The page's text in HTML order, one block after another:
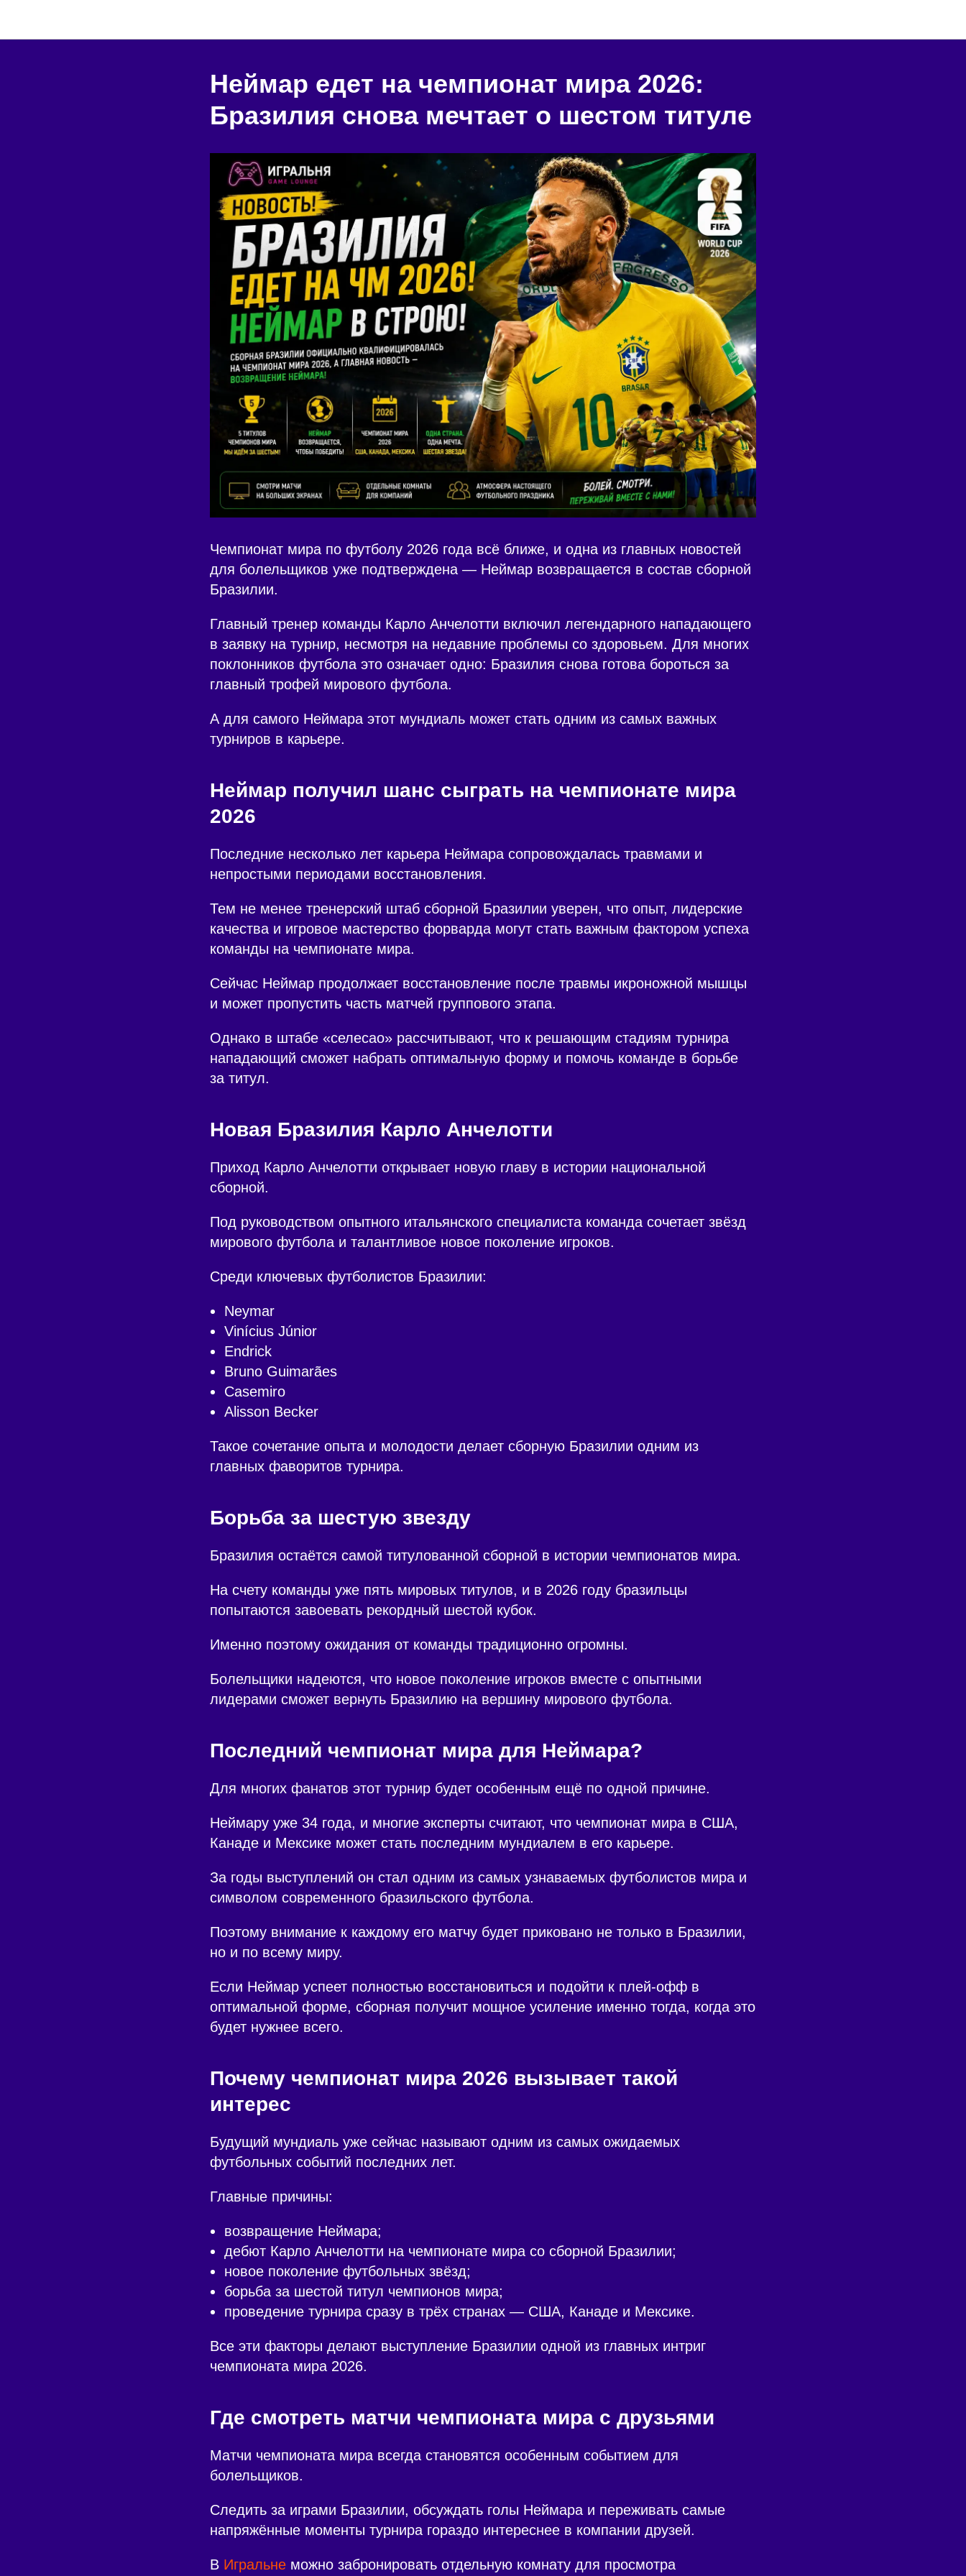
Неймар едет на чемпионат мира 2026:
Бразилия снова мечтает о шестом титуле
Чемпионат мира по футболу 2026 года всё ближе, и одна из главных новостей
для болельщиков уже подтверждена — Неймар возвращается в состав сборной
Бразилии.
Главный тренер команды Карло Анчелотти включил легендарного нападающего
в заявку на турнир, несмотря на недавние проблемы со здоровьем. Для многих
поклонников футбола это означает одно: Бразилия снова готова бороться за
главный трофей мирового футбола.
А для самого Неймара этот мундиаль может стать одним из самых важных
турниров в карьере.
Неймар получил шанс сыграть на чемпионате мира
2026
Последние несколько лет карьера Неймара сопровождалась травмами и
непростыми периодами восстановления.
Тем не менее тренерский штаб сборной Бразилии уверен, что опыт, лидерские
качества и игровое мастерство форварда могут стать важным фактором успеха
команды на чемпионате мира.
Сейчас Неймар продолжает восстановление после травмы икроножной мышцы
и может пропустить часть матчей группового этапа.
Однако в штабе «селесао» рассчитывают, что к решающим стадиям турнира
нападающий сможет набрать оптимальную форму и помочь команде в борьбе
за титул.
Новая Бразилия Карло Анчелотти
Приход Карло Анчелотти открывает новую главу в истории национальной
сборной.
Под руководством опытного итальянского специалиста команда сочетает звёзд
мирового футбола и талантливое новое поколение игроков.
Среди ключевых футболистов Бразилии:
Neymar
Vinícius Júnior
Endrick
Bruno Guimarães
Casemiro
Alisson Becker
Такое сочетание опыта и молодости делает сборную Бразилии одним из
главных фаворитов турнира.
Борьба за шестую звезду
Бразилия остаётся самой титулованной сборной в истории чемпионатов мира.
На счету команды уже пять мировых титулов, и в 2026 году бразильцы
попытаются завоевать рекордный шестой кубок.
Именно поэтому ожидания от команды традиционно огромны.
Болельщики надеются, что новое поколение игроков вместе с опытными
лидерами сможет вернуть Бразилию на вершину мирового футбола.
Последний чемпионат мира для Неймара?
Для многих фанатов этот турнир будет особенным ещё по одной причине.
Неймару уже 34 года, и многие эксперты считают, что чемпионат мира в США,
Канаде и Мексике может стать последним мундиалем в его карьере.
За годы выступлений он стал одним из самых узнаваемых футболистов мира и
символом современного бразильского футбола.
Поэтому внимание к каждому его матчу будет приковано не только в Бразилии,
но и по всему миру.
Если Неймар успеет полностью восстановиться и подойти к плей-офф в
оптимальной форме, сборная получит мощное усиление именно тогда, когда это
будет нужнее всего.
Почему чемпионат мира 2026 вызывает такой
интерес
Будущий мундиаль уже сейчас называют одним из самых ожидаемых
футбольных событий последних лет.
Главные причины:
возвращение Неймара;
дебют Карло Анчелотти на чемпионате мира со сборной Бразилии;
новое поколение футбольных звёзд;
борьба за шестой титул чемпионов мира;
проведение турнира сразу в трёх странах — США, Канаде и Мексике.
Все эти факторы делают выступление Бразилии одной из главных интриг
чемпионата мира 2026.
Где смотреть матчи чемпионата мира с друзьями
Матчи чемпионата мира всегда становятся особенным событием для
болельщиков.
Следить за играми Бразилии, обсуждать голы Неймара и переживать самые
напряжённые моменты турнира гораздо интереснее в компании друзей.
В Игральне можно забронировать отдельную комнату для просмотра